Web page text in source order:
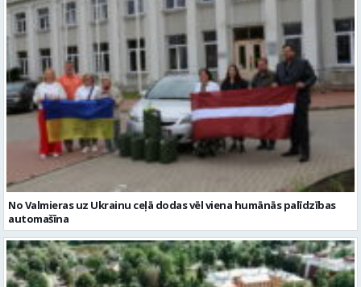
No Valmieras uz Ukrainu ceļā dodas vēl viena humānās palīdzības
automašīna